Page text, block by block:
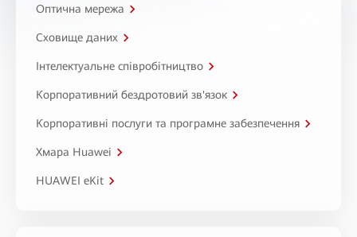
Оптична мережа
Сховище даних
Інтелектуальне співробітництво
Корпоративний бездротовий зв'язок
Корпоративні послуги та програмне забезпечення
Хмара Huawei
HUAWEI eKit